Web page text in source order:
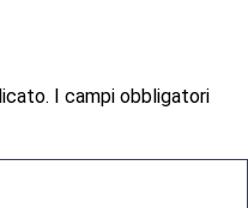
I campi obbligatori